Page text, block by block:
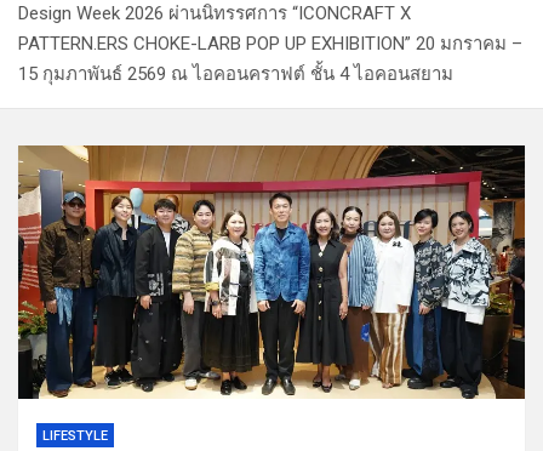
Design Week 2026 ผ่านนิทรรศการ “ICONCRAFT X
PATTERN.ERS CHOKE-LARB POP UP EXHIBITION” 20 มกราคม –
15 กุมภาพันธ์ 2569 ณ ไอคอนคราฟต์ ชั้น 4 ไอคอนสยาม
LIFESTYLE